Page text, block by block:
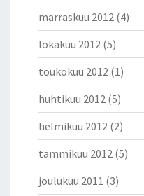
marraskuu 2012 (4)
lokakuu 2012 (5)
toukokuu 2012 (1)
huhtikuu 2012 (5)
helmikuu 2012 (2)
tammikuu 2012 (5)
joulukuu 2011 (3)